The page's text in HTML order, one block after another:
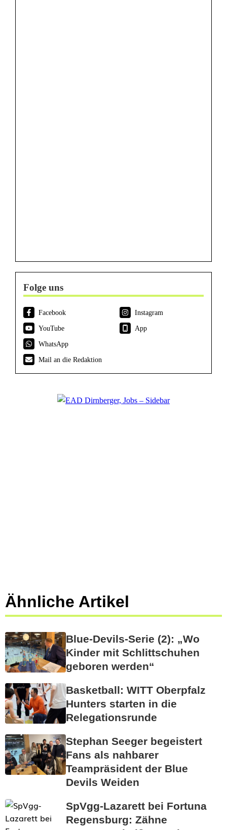
Folge uns
Facebook
Instagram
YouTube
App
WhatsApp
Mail an die Redaktion
Ähnliche Artikel
Blue-Devils-Serie (2): „Wo
Kinder mit Schlittschuhen
geboren werden“
Basketball: WITT Oberpfalz
Hunters starten in die
Relegationsrunde
Stephan Seeger begeistert
Fans als nahbarer
Teampräsident der Blue
Devils Weiden
SpVgg-Lazarett bei Fortuna
Regensburg: Zähne